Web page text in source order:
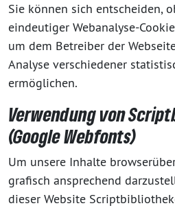
Sie können sich entscheiden,
eindeutiger Webanalyse-
um dem Betreiber der
Analyse verschiedener
ermöglichen.
Verwendung von
(Google Webfonts)
Um unsere Inhalte
grafisch ansprechend
dieser Website